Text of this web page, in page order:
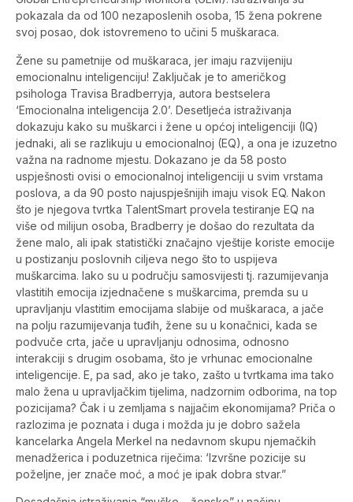
pokazala da od 100 nezaposlenih osoba, 15 žena pokrene
svoj posao, dok istovremeno to učini 5 muškaraca.
Žene su pametnije od muškaraca, jer imaju razvijeniju
emocionalnu inteligenciju! Zaključak je to američkog
psihologa Travisa Bradberryja, autora bestselera
‘Emocionalna inteligencija 2.0’. Desetljeća istraživanja
dokazuju kako su muškarci i žene u općoj inteligenciji (IQ)
jednaki, ali se razlikuju u emocionalnoj (EQ), a ona je izuzetno
važna na radnome mjestu. Dokazano je da 58 posto
uspješnosti ovisi o emocionalnoj inteligenciji u svim vrstama
poslova, a da 90 posto najuspješnijih imaju visok EQ. Nakon
što je njegova tvrtka TalentSmart provela testiranje EQ na
više od milijun osoba, Bradberry je došao do rezultata da
žene malo, ali ipak statistički značajno vještije koriste emocije
u postizanju poslovnih ciljeva nego što to uspijeva
muškarcima. Iako su u području samosvijesti tj. razumijevanja
vlastitih emocija izjednačene s muškarcima, premda su u
upravljanju vlastitim emocijama slabije od muškaraca, a jače
na polju razumijevanja tuđih, žene su u konačnici, kada se
podvuče crta, jače u upravljanju odnosima, odnosno
interakciji s drugim osobama, što je vrhunac emocionalne
inteligencije. E, pa sad, ako je tako, zašto u tvrtkama ima tako
malo žena u upravljačkim tijelima, nadzornim odborima, na top
pozicijama? Čak i u zemljama s najjačim ekonomijama? Priča o
razlozima je poznata i duga i možda ju je dobro sažela
kancelarka Angela Merkel na nedavnom skupu njemačkih
menadžerica i poduzetnica riječima: ‘Izvršne pozicije su
poželjne, jer znače moć, a moć je ipak dobra stvar.”